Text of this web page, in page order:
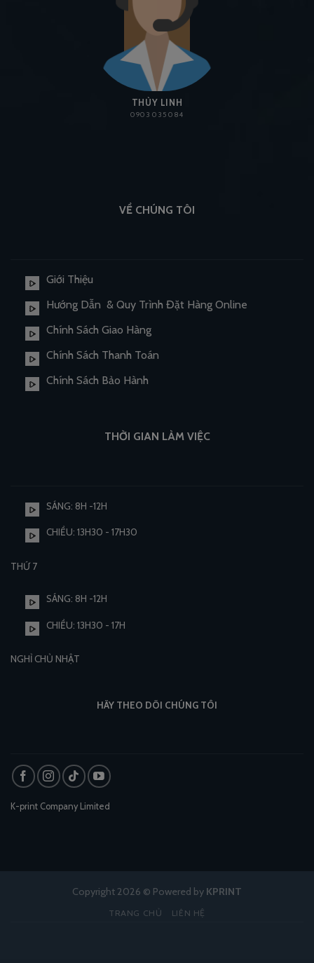
THÙY LINH
0903 035 084
VỀ CHÚNG TÔI
Giới Thiệu
Hướng Dẫn & Quy Trình Đặt Hàng Online
Chính Sách Giao Hàng
Chính Sách Thanh Toán
Chính Sách Bảo Hành
THỜI GIAN LÀM VIỆC
SÁNG: 8H -12H
CHIỀU: 13H30 - 17H30
THỨ 7
SÁNG: 8H -12H
CHIỀU: 13H30 - 17H
NGHỈ CHỦ NHẬT
HÃY THEO DÕI CHÚNG TÔI
K-print Company Limited
Copyright 2026 © Powered by KPRINT
TRANG CHỦ LIÊN HỆ